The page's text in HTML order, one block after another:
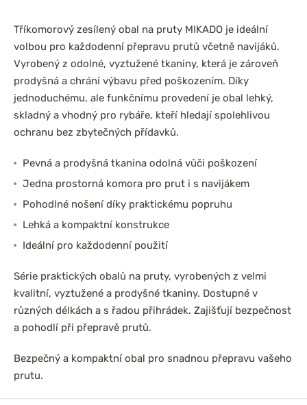
Tříkomorový zesílený obal na pruty MIKADO je ideální
volbou pro každodenní přepravu prutů včetně navijáků.
Vyrobený z odolné, vyztužené tkaniny, která je zároveň
prodyšná a chrání výbavu před poškozením. Díky
jednoduchému, ale funkčnímu provedení je obal lehký,
skladný a vhodný pro rybáře, kteří hledají spolehlivou
ochranu bez zbytečných přídavků.
Pevná a prodyšná tkanina odolná vůči poškození
Jedna prostorná komora pro prut i s navijákem
Pohodlné nošení díky praktickému popruhu
Lehká a kompaktní konstrukce
Ideální pro každodenní použití
Série praktických obalů na pruty, vyrobených z velmi
kvalitní, vyztužené a prodyšné tkaniny. Dostupné v
různých délkách a s řadou přihrádek. Zajišťují bezpečnost
a pohodlí při přepravě prutů.
Bezpečný a kompaktní obal pro snadnou přepravu vašeho
prutu.